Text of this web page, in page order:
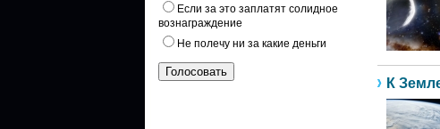
Если за это заплатят солидное
вознаграждение
Не полечу ни за какие деньги
К